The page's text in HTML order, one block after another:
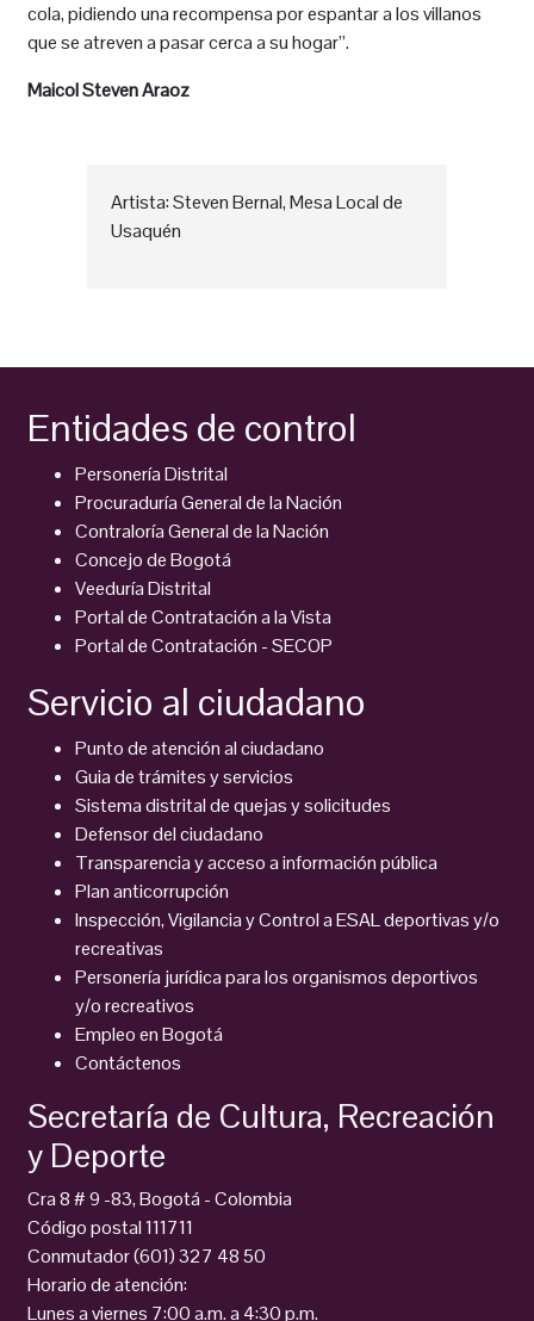
cola, pidiendo una recompensa por espantar a los villanos
que se atreven a pasar cerca a su hogar”.
Maicol Steven Araoz
Artista: Steven Bernal, Mesa Local de
Usaquén
Entidades de control
Personería Distrital
Procuraduría General de la Nación
Contraloría General de la Nación
Concejo de Bogotá
Veeduría Distrital
Portal de Contratación a la Vista
Portal de Contratación - SECOP
Servicio al ciudadano
Punto de atención al ciudadano
Guia de trámites y servicios
Sistema distrital de quejas y solicitudes
Defensor del ciudadano
Transparencia y acceso a información pública
Plan anticorrupción
Inspección, Vigilancia y Control a ESAL deportivas y/o
recreativas
Personería jurídica para los organismos deportivos
y/o recreativos
Empleo en Bogotá
Contáctenos
Secretaría de Cultura, Recreación
y Deporte
Cra 8 # 9 -83, Bogotá - Colombia
Código postal 111711
Conmutador (601) 327 48 50
Horario de atención:
Lunes a viernes 7:00 a.m. a 4:30 p.m.